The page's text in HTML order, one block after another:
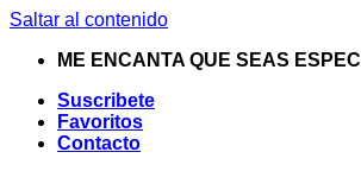
Saltar al contenido
ME ENCANTA QUE SEAS
Suscribete
Favoritos
Contacto